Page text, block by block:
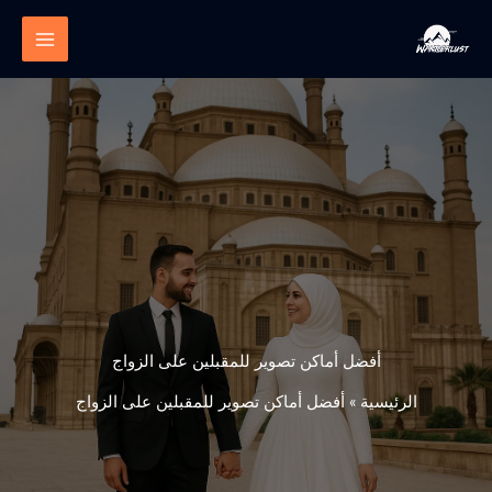
إلى
أفضل أماكن تصوير للمقبلين على الزواج
الرئيسية » أفضل أماكن تصوير للمقبلين على الزواج